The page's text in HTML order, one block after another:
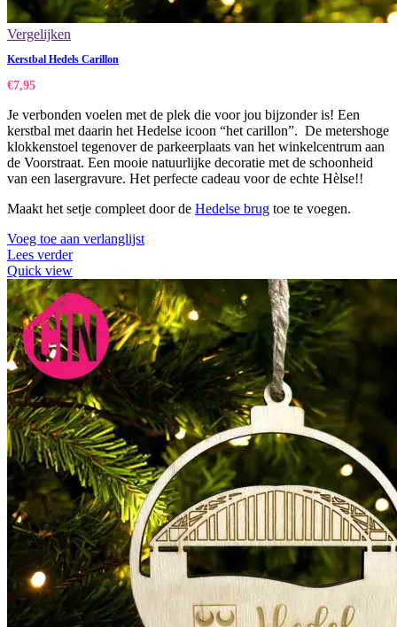
Vergelijken
Kerstbal Hedels Carillon
€7,95
Je verbonden voelen met de plek die voor jou bijzonder is! Een
kerstbal met daarin het Hedelse icoon “het carillon”. De metershoge
klokkenstoel tegenover de parkeerplaats van het winkelcentrum aan
de Voorstraat. Een mooie natuurlijke decoratie met de schoonheid
van een lasergravure. Het perfecte cadeau voor de echte Hèlse!!
Maakt het setje compleet door de Hedelse brug toe te voegen.
Voeg toe aan verlanglijst
Lees verder
Quick view